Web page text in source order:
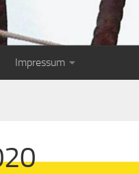
Impressum